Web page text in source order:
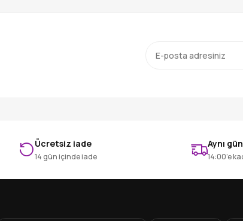
Ücretsiz iade
14 gün içinde iade
Aynı
14:00’e